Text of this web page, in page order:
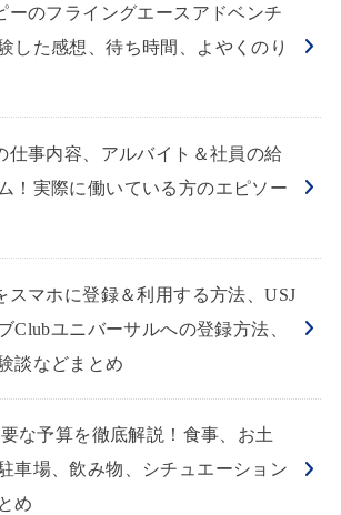
ーのフライングエースアドベンチ
した感想、待ち時間、よやくのり
仕事内容、アルバイト＆社員の給
！実際に働いている方のエピソー
スマホに登録＆利用する方法、USJ
Clubユニバーサルへの登録方法、
談などまとめ
要な予算を徹底解説！食事、お土
車場、飲み物、シチュエーション
め